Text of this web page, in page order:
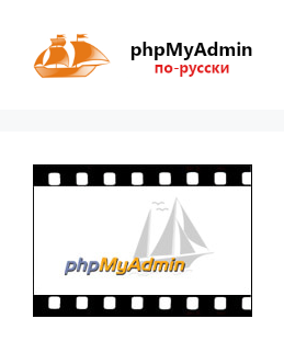
содержимому